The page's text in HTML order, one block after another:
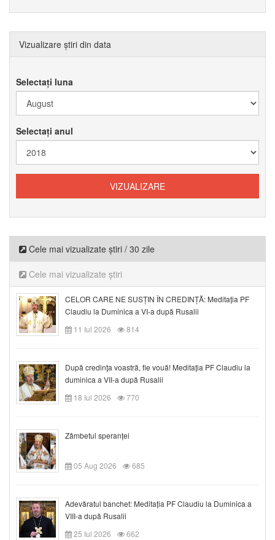
Vizualizare știri din data
Selectați luna
Selectați anul
Cele mai vizualizate știri / 30 zile
Cele mai vizualizate știri
CELOR CARE NE SUSȚIN ÎN CREDINȚĂ: Meditația PF
Claudiu la Duminica a VI-a după Rusalii
11 Iul 2026
814
După credinţa voastră, fie vouă! Meditația PF Claudiu la
duminica a VII-a după Rusalii
18 Iul 2026
770
Zâmbetul speranței
05 Aug 2026 685
Adevăratul banchet: Meditația PF Claudiu la Duminica a
VIII-a după Rusalii
25 Iul 2026
662